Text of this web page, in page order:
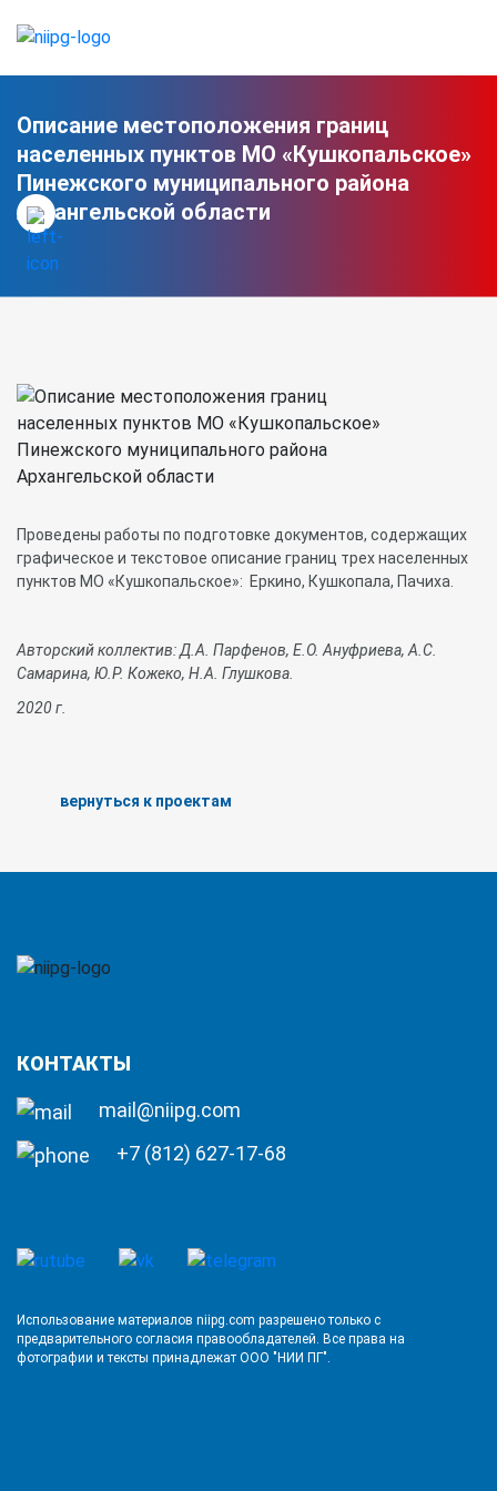
Описание местоположения границ
населенных пунктов МО «Кушкопальское»
Пинежского муниципального района
Архангельской области
Проведены работы по подготовке документов, содержащих
графическое и текстовое описание границ трех населенных
пунктов МО «Кушкопальское»: Еркино, Кушкопала, Пачиха.
Авторский коллектив: Д.А. Парфенов, Е.О. Ануфриева, А.С.
Самарина, Ю.Р. Кожеко, Н.А. Глушкова.
2020г
вернуться к проектам
КОНТАКТЫ
mail@niipg.com
+7 (812) 627-17-68
Использование материалов niipg.com разрешено только с
предварительного согласия правообладателей. Все права на
фотографии и тексты принадлежат ООО "НИИ ПГ".